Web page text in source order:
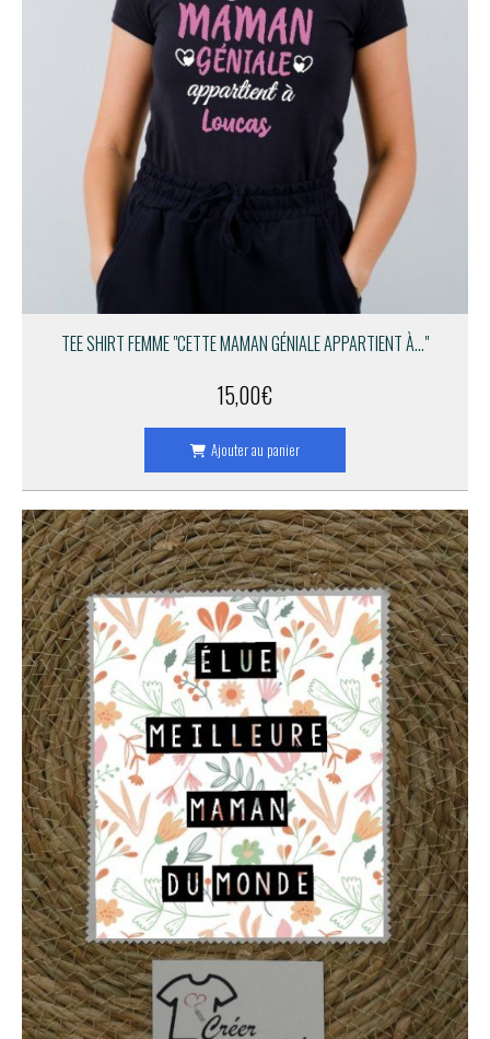
TEE SHIRT FEMME "CETTE MAMAN GÉNIALE APPARTIENT À..."
15,00€
Ajouter au panier